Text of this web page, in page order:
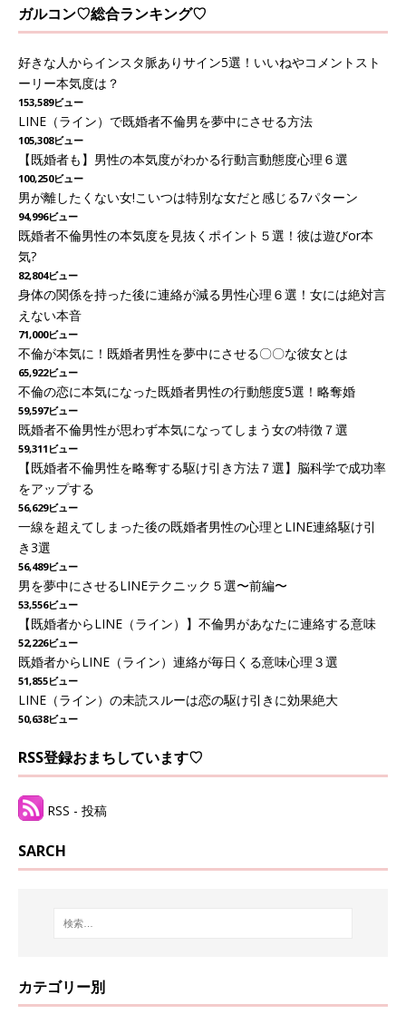
ガルコン♡総合ランキング♡
好きな人からインスタ脈ありサイン5選！いいねやコメントスト
ーリー本気度は？
153,589ビュー
LINE（ライン）で既婚者不倫男を夢中にさせる方法
105,308ビュー
【既婚者も】男性の本気度がわかる行動言動態度心理６選
100,250ビュー
男が離したくない女!こいつは特別な女だと感じる7パターン
94,996ビュー
既婚者不倫男性の本気度を見抜くポイント５選！彼は遊びor本
気?
82,804ビュー
身体の関係を持った後に連絡が減る男性心理６選！女には絶対言
えない本音
71,000ビュー
不倫が本気に！既婚者男性を夢中にさせる〇〇な彼女とは
65,922ビュー
不倫の恋に本気になった既婚者男性の行動態度5選！略奪婚
59,597ビュー
既婚者不倫男性が思わず本気になってしまう女の特徴７選
59,311ビュー
【既婚者不倫男性を略奪する駆け引き方法７選】脳科学で成功率
をアップする
56,629ビュー
一線を超えてしまった後の既婚者男性の心理とLINE連絡駆け引
き3選
56,489ビュー
男を夢中にさせるLINEテクニック５選〜前編〜
53,556ビュー
【既婚者からLINE（ライン）】不倫男があなたに連絡する意味
52,226ビュー
既婚者からLINE（ライン）連絡が毎日くる意味心理３選
51,855ビュー
LINE（ライン）の未読スルーは恋の駆け引きに効果絶大
50,638ビュー
RSS登録おまちしています♡
RSS - 投稿
SARCH
カテゴリー別